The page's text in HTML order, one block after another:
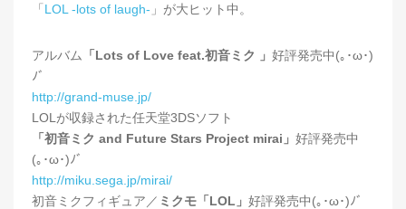
「LOL -lots of laugh- 」が大ヒット中。
アルバム 「Lots of Love feat.初音ミク 」 好評発売中(｡･ω･)
ﾉﾞ
http://grand-muse.jp/
LOLが収録された任天堂3DSソフト
「初音ミク and Future Stars Project mirai」 好評発売中
(｡･ω･)ﾉﾞ
http://miku.sega.jp/mirai/
初音ミクフィギュア／ ミクモ「LOL」 好評発売中(｡･ω･)ﾉﾞ